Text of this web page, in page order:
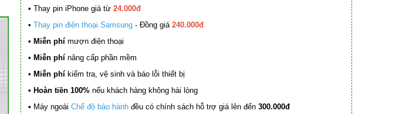
• Thay pin iPhone giá từ 24.000đ
• Thay pin điện thoại Samsung - Đồng giá 240.000đ
• Miễn phí mượn điện thoại
• Miễn phí nâng cấp phần mềm
• Miễn phí kiểm tra, vệ sinh và báo lỗi thiết bị
• Hoàn tiền 100% nếu khách hàng không hài lòng
• Máy ngoài Chế độ bảo hành đều có chính sách hỗ trợ giá lên đến 300.000đ